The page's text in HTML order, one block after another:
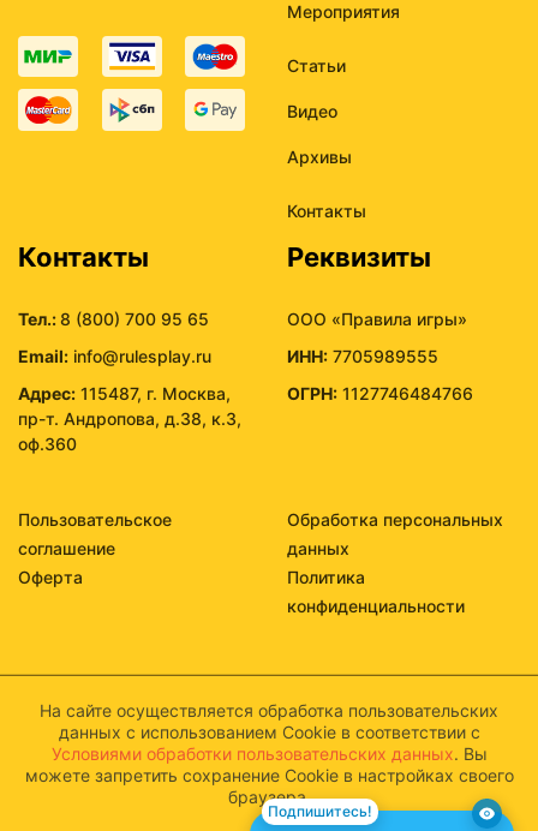
Мероприятия
Статьи
Видео
Архивы
Контакты
Контакты
Тел.:8 (800) 700 95 65
Email: info@rulesplay.ru
Адрес: 115487, г. Москва,
пр-т. Андропова, д.38, к.3,
оф.360
Реквизиты
ООО «Правила игры»
ИНН: 7705989555
ОГРН: 1127746484766
Пользовательское
соглашение
Обработка персональных
данных
Оферта
Политика
конфиденциальности
На сайте осуществляется обработка пользовательских
данных с использованием Cookie в соответствии с
Условиями обработки пользовательских данных. Вы
можете запретить сохранение Cookie в настройках своего
браузера.
Подпишитесь!